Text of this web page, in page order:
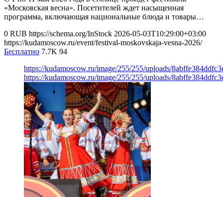
«Московская весна». Посетителей ждет насыщенная
программа, включающая национальные блюда и товары…
0 RUB https://schema.org/InStock 2026-05-03T10:29:00+03:00
https://kudamoscow.ru/event/festival-moskovskaja-vesna-2026/
Бесплатно 7.7K 94
https://kudamoscow.ru/image/255/255/uploads/
https://kudamoscow.ru/image/255/255/uploads/